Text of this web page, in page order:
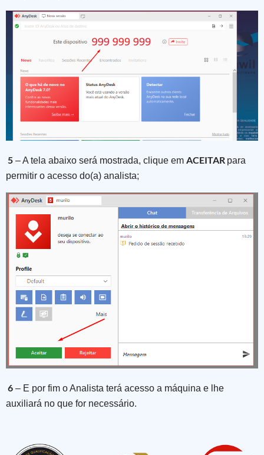
5 – A tela abaixo será mostrada, clique em ACEITAR para
permitir o acesso do(a) analista;
6 – E por fim o Analista terá acesso a máquina e lhe
auxiliará no que for necessário.